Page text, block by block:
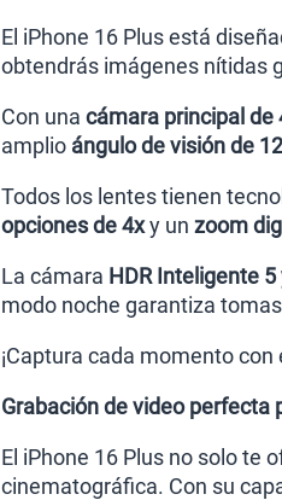
El iPhone 16 Plus está
obtendrás imágenes nítidas
Con una cámara principal de
amplio ángulo de visión de
Todos los lentes tienen
opciones de 4xy un zoom
La cámara HDR Inteligente
modo noche garantiza
¡Captura cada momento con
Grabación de video perfecta
El iPhone 16 Plus no solo te
cinematográfica. Con su